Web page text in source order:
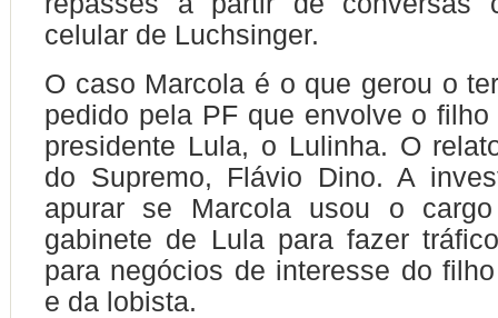
celular de Luchsinger.
O caso Marcola é o que gerou o
pedido pela PF que envolve o
presidente Lula, o Lulinha. O
do Supremo, Flávio Dino. A
apurar se Marcola usou o
gabinete de Lula para fazer
para negócios de interesse do
e da lobista.